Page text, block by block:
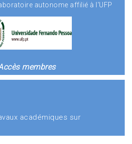
autonome affilié à l'UFP
membres
académiques sur